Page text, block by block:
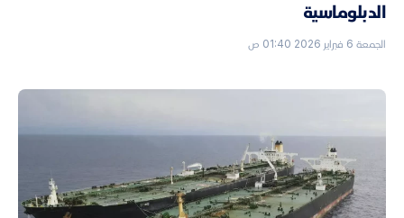
الدبلوماسية
الجمعة 6 فبراير 2026 01:40 ص